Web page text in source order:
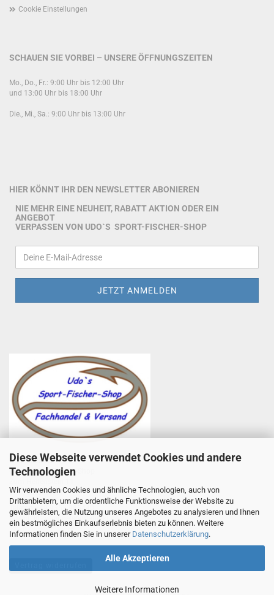
Diese Webseite verwendet Cookies und andere
Technologien
Wir verwenden Cookies und ähnliche Technologien, auch von
Drittanbietern, um die ordentliche Funktionsweise der Website zu
gewährleisten, die Nutzung unseres Angebotes zu analysieren und Ihnen
ein bestmögliches Einkaufserlebnis bieten zu können. Weitere
Informationen finden Sie in unserer Datenschutzerklärung.
Alle Akzeptieren
Weitere Informationen
Cookie Einstellungen
SCHAUEN SIE VORBEI – UNSERE ÖFFNUNGSZEITEN
Mo., Do., Fr.: 9:00 Uhr bis 12:00 Uhr
und 13:00 Uhr bis 18:00 Uhr
Die., Mi., Sa.: 9:00 Uhr bis 13:00 Uhr
HIER KÖNNT IHR DEN NEWSLETTER ABONIEREN
NIE MEHR EINE NEUHEIT, RABATT AKTION ODER EIN
ANGEBOT
VERPASSEN VON UDO`S SPORT-FISCHER-SHOP
Udo Totzauer
Udo`s Sport-Fischer-Shop
97753 Karlstadt
Telefon +49 9353 985440
E-Mail
info@angelsport-direkt.de